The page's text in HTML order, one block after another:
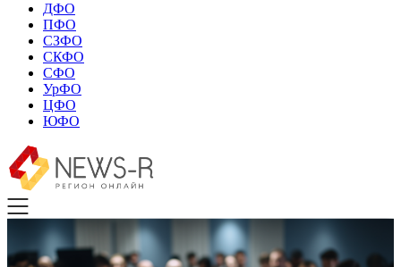
ДФО
ПФО
СЗФО
СКФО
СФО
УрФО
ЦФО
ЮФО